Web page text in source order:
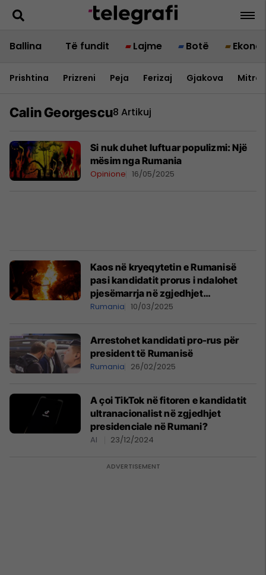
Ballina Të fundit Lajme Botë
Prishtina Prizreni Peja Ferizaj Gjakova
Calin Georgescu8 Artikuj
Si nuk duhet luftuar populizmi: Një
mësim nga Rumania
Opinione 16/05/2025
Kaos në kryeqytetin e Rumanisë
pasi kandidatit prorus i ndalohet
pjesëmarrja në zgjedhjet
presidenciale
Rumania 10/03/2025
Arrestohet kandidati pro-rus për
president të Rumanisë
Rumania 26/02/2025
A çoi TikTok në fitoren e kandidatit
ultranacionalist në zgjedhjet
presidenciale në Rumani?
AI 23/12/2024